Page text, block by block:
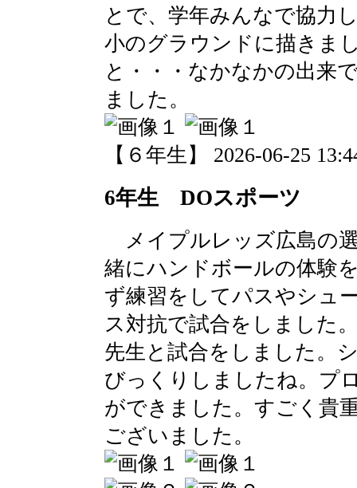
とで、学年みんなで協力
小のグラウンドに描きま
と・・・なかなかの出来
ました。
【６年生】 2026-06-25
6年生 DOスポーツ
メイプルレッズ広島の
緒にハンドボールの体験
ず練習をしてパスやシュ
ス対抗で試合をしました
先生と試合をしました。
びっくりしましたね。プ
ができました。すごく貴
ございました。